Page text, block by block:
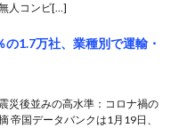
人コンビ[…]
の1.7万社、業種別で運輸・
災後並みの高水準：コロナ禍の
帝国データバンクは1月19日、